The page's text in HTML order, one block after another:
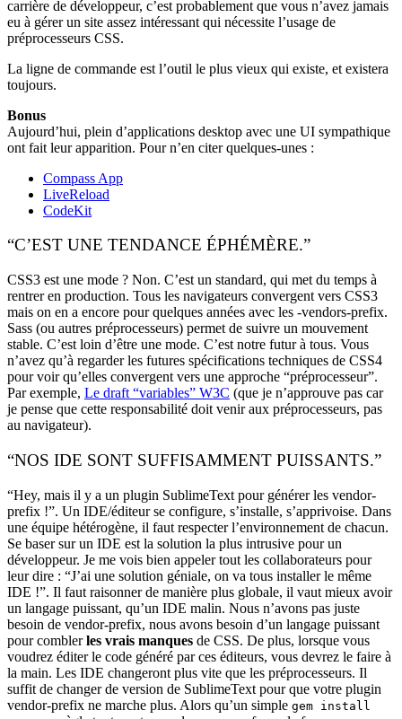
carrière de développeur, c’est probablement que vous n’avez jamais
eu à gérer un site assez intéressant qui nécessite l’usage de
préprocesseurs CSS.
La ligne de commande est l’outil le plus vieux qui existe, et existera
toujours.
Bonus
Aujourd’hui, plein d’applications desktop avec une UI sympathique
ont fait leur apparition. Pour n’en citer quelques-unes :
Compass App
LiveReload
CodeKit
“C’EST UNE TENDANCE ÉPHÉMÈRE.”
CSS3 est une mode ? Non. C’est un standard, qui met du temps à
rentrer en production. Tous les navigateurs convergent vers CSS3
mais on en a encore pour quelques années avec les -vendors-prefix.
Sass (ou autres préprocesseurs) permet de suivre un mouvement
stable. C’est loin d’être une mode. C’est notre futur à tous. Vous
n’avez qu’à regarder les futures spécifications techniques de CSS4
pour voir qu’elles convergent vers une approche “préprocesseur”.
Par exemple, Le draft “variables” W3C (que je n’approuve pas car
je pense que cette responsabilité doit venir aux préprocesseurs, pas
au navigateur).
“NOS IDE SONT SUFFISAMMENT PUISSANTS.”
“Hey, mais il y a un plugin SublimeText pour générer les vendor-
prefix !”. Un IDE/éditeur se configure, s’installe, s’apprivoise. Dans
une équipe hétérogène, il faut respecter l’environnement de chacun.
Se baser sur un IDE est la solution la plus intrusive pour un
développeur. Je me vois bien appeler tout les collaborateurs pour
leur dire : “J’ai une solution géniale, on va tous installer le même
IDE !”. Il faut raisonner de manière plus globale, il vaut mieux avoir
un langage puissant, qu’un IDE malin. Nous n’avons pas juste
besoin de vendor-prefix, nous avons besoin d’un langage puissant
pour comblerles vrais manques de CSS. De plus, lorsque vous
voudrez éditer le code généré par ces éditeurs, vous devrez le faire à
la main. Les IDE changeront plus vite que les préprocesseurs. Il
suffit de changer de version de SublimeText pour que votre plugin
vendor-prefix ne marche plus. Alors qu’un simple gem install